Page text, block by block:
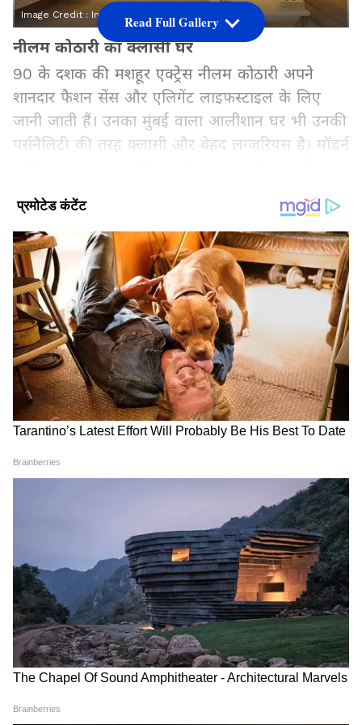
Image Credit : Instagram
नीलम कोठारी का क्लासी घर
90 के दशक की मशहूर एक्ट्रेस नीलम कोठारी अपने
शानदार फैशन सेंस और एलिगेंट लाइफस्टाइल के लिए
जानी जाती हैं। उनका मुंबई वाला आलीशान घर भी उनकी
पर्सनैलिटी की तरह क्लासी और बेहद लग्जरियस है। मॉडर्न
Add Asianetnews Hindi as a Preferred
Source
2
5
नीलम कोठारी के घर की सजावट
नीलम कोठारी के घर का हर कोना आराम और एलिगेंस
का बेहतरीन मेल दिखाई देता है। लिविंग एरिया से लेकर
डाइनिंग स्पेस और सजावट तक हर चीज बेहद सोच-
समझकर डिजाइन की गई है। उनके घर की झलकियां फैंस
का ध्यान खींचती हैं।
Read Full Gallery